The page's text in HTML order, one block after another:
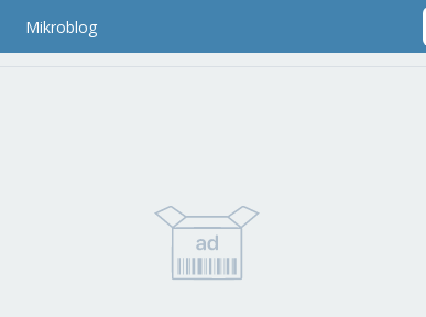
Mikroblog